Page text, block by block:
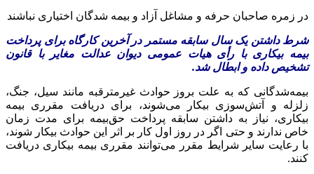
در زمره صاحبان حرفه و مشاغل آزاد و بیمه شدگان اختیاری نباشند
شرط داشتن یک سال سابقه مستمر در آخرین کارگاه برای پرداخت
بیمه بیکاری با رأی هیات عمومی دیوان عدالت مغایر با قانون
تشخیص داده و ابطال شد.
بیمه‌شدگانی که به علت بروز حوادث غیرمترقبه مانند سیل، جنگ،
زلزله و آتش‌سوزی بیکار می‌شوند، برای دریافت مقرری بیمه
بیکاری، نیاز به داشتن سابقه پرداخت حق‌بیمه برای مدت زمان
خاص ندارند و حتی اگر در روز اول کار بر اثر این حوادث بیکار شوند،
با رعایت سایر شرایط مقرر می‌توانند مقرری بیمه بیکاری دریافت
کنند.